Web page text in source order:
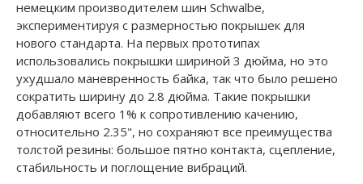
немецким производителем шин Schwalbe,
экспериментируя с размерностью покрышек для
нового стандарта. На первых прототипах
использовались покрышки шириной 3 дюйма, но это
ухудшало маневренность байка, так что было решено
сократить ширину до 2.8 дюйма. Такие покрышки
добавляют всего 1% к сопротивлению качению,
относительно 2.35", но сохраняют все преимущества
толстой резины: большое пятно контакта, сцепление,
стабильность и поглощение вибраций.